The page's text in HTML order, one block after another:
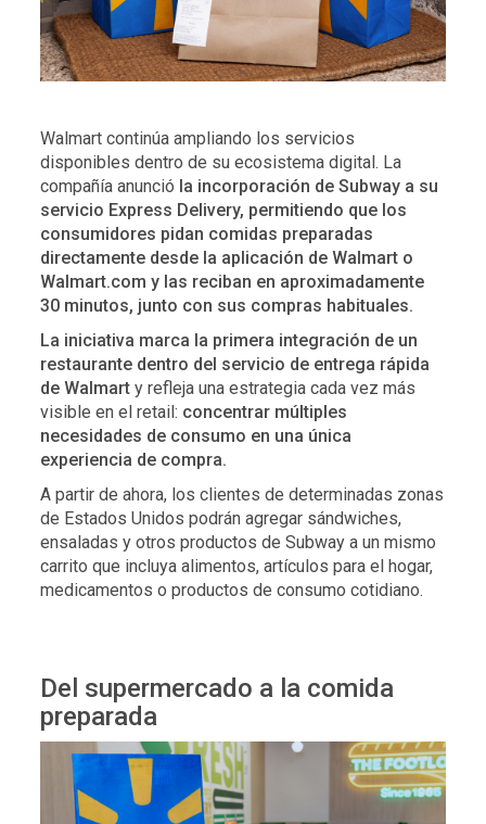
Walmart continúa ampliando los servicios
disponibles dentro de su ecosistema digital. La
compañía anunció la incorporación de Subway a su
servicio Express Delivery, permitiendo que los
consumidores pidan comidas preparadas
directamente desde la aplicación de Walmart o
Walmart.com y las reciban en aproximadamente
30 minutos, junto con sus compras habituales.
La iniciativa marca la primera integración de un
restaurante dentro del servicio de entrega rápida
de Walmart y refleja una estrategia cada vez más
visible en el retail: concentrar múltiples
necesidades de consumo en una única
experiencia de compra.
A partir de ahora, los clientes de determinadas zonas
de Estados Unidos podrán agregar sándwiches,
ensaladas y otros productos de Subway a un mismo
carrito que incluya alimentos, artículos para el hogar,
medicamentos o productos de consumo cotidiano.
Del supermercado a la comida
preparada